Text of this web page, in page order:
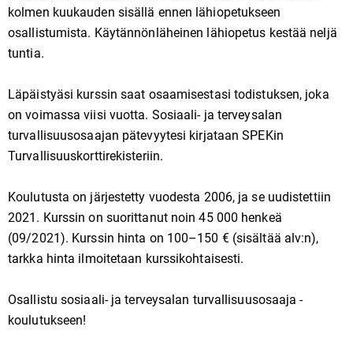
kolmen kuukauden sisällä ennen lähiopetukseen
osallistumista. Käytännönläheinen lähiopetus kestää neljä
tuntia.
Läpäistyäsi kurssin saat osaamisestasi todistuksen, joka
on voimassa viisi vuotta. Sosiaali- ja terveysalan
turvallisuusosaajan pätevyytesi kirjataan SPEKin
Turvallisuuskorttirekisteriin.
Koulutusta on järjestetty vuodesta 2006, ja se uudistettiin
2021. Kurssin on suorittanut noin 45 000 henkeä
(09/2021). Kurssin hinta on 100–150 € (sisältää alv:n),
tarkka hinta ilmoitetaan kurssikohtaisesti.
Osallistu sosiaali- ja terveysalan turvallisuusosaaja -
koulutukseen!